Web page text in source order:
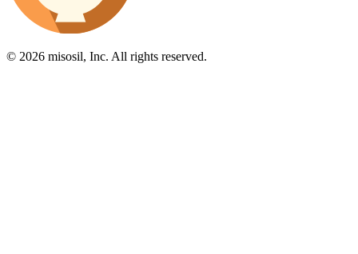
© 2026 misosil, Inc. All rights reserved.